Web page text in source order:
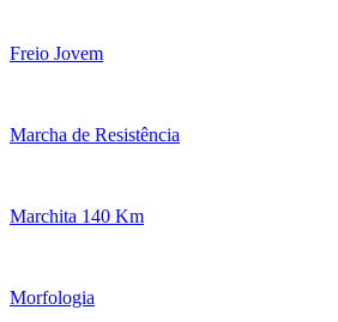
Freio Jovem
Marcha de Resistência
Marchita 140 Km
Morfologia